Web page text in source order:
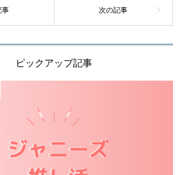
ピックアップ記事